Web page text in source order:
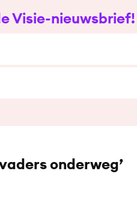
Visie-nieuwsbrief!
onderweg’